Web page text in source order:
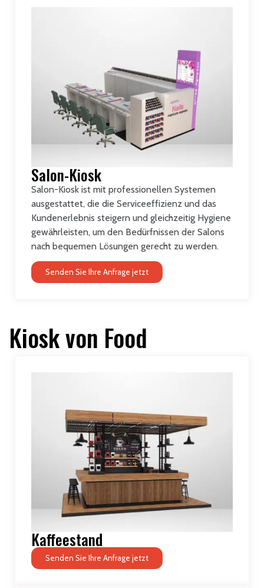
Salon-Kiosk
Salon-Kiosk ist mit professionellen Systemen
ausgestattet, die die Serviceeffizienz und das
Kundenerlebnis steigern und gleichzeitig Hygiene
gewährleisten, um den Bedürfnissen der Salons
nach bequemen Lösungen gerecht zu werden.
Senden Sie Ihre Anfrage jetzt
Kiosk von Food
Kaffeestand
Senden Sie Ihre Anfrage jetzt